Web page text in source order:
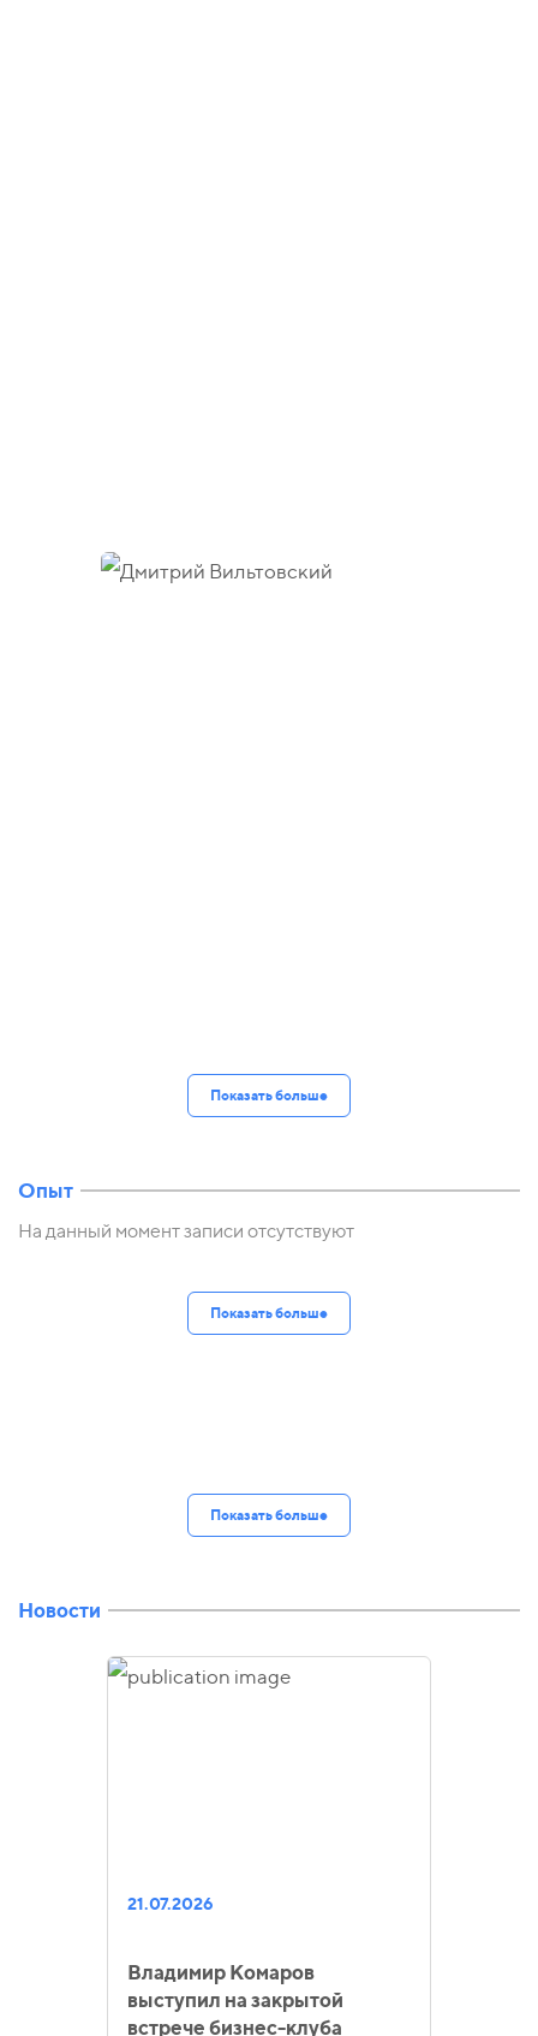
Показать больше
Опыт
На данный момент записи отсутствуют
Показать больше
Показать больше
Новости
21.07.2026
Владимир Комаров
выступил на закрытой
встрече бизнес-клуба